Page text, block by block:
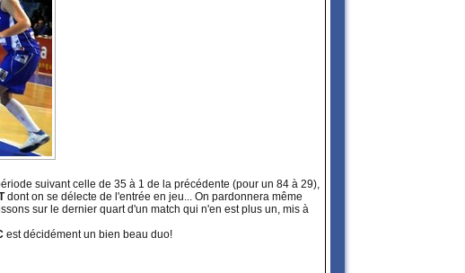
suivant celle de 35 à 1 de la précédente (pour un 84 à 29),
dont on se délecte de l'entrée en jeu... On pardonnera même
sur le dernier quart d'un match qui n'en est plus un, mis à
est décidément un bien beau duo!